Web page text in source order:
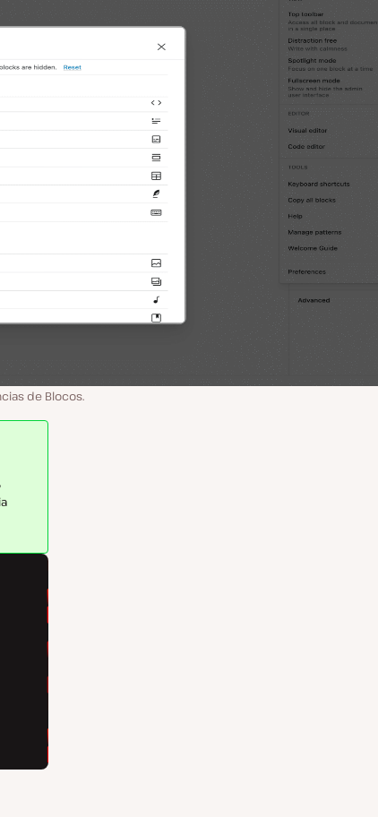
de Blocos.